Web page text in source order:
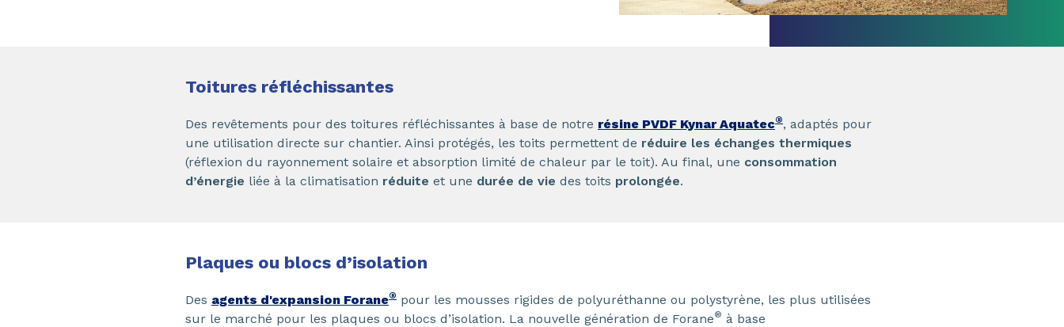
Toitures réfléchissantes
Des revêtements pour des toitures réfléchissantes à base de notre résine PVDF Kynar Aquatec®, adaptés pour
une utilisation directe sur chantier. Ainsi protégés, les toits permettent de réduire les échanges thermiques
(réflexion du rayonnement solaire et absorption limité de chaleur par le toit). Au final, une consommation
d’énergie liée à la climatisation réduite et une durée de vie des toits prolongée.
Plaques ou blocs d’isolation
Des agents d'expansion Forane® pour les mousses rigides de polyuréthanne ou polystyrène, les plus utilisées
sur le marché pour les plaques ou blocs d’isolation. La nouvelle génération de Forane® à base